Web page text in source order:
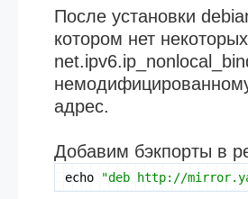
После установки
котором нет
адрес.
Добавим бэкпорты в
echo "deb http://